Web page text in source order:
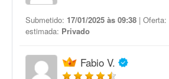
Submetido: 17/01/2025 às 09:38 | Oferta:
estimada: Privado
Fabio V.